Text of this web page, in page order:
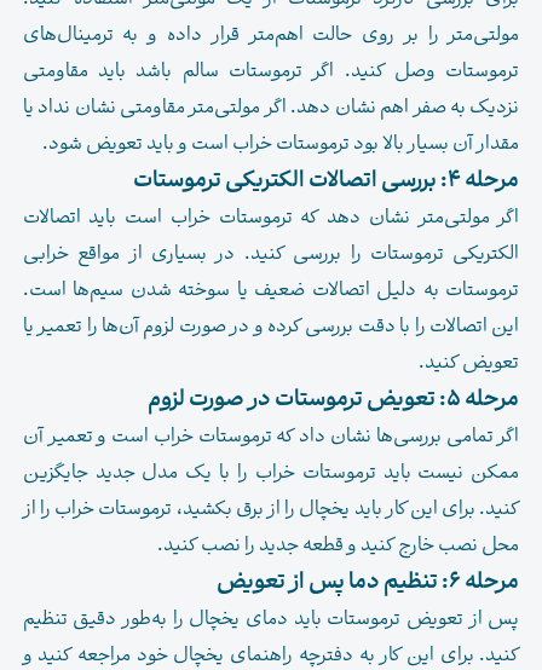
مولتی‌متر را بر روی حالت اهم‌متر قرار داده و به ترمینال‌های
ترموستات وصل کنید. اگر ترموستات سالم باشد باید مقاومتی
نزدیک به صفر اهم نشان دهد. اگر مولتی‌متر مقاومتی نشان نداد یا
مقدار آن بسیار بالا بود ترموستات خراب است و باید تعویض شود.
مرحله 4: بررسی اتصالات الکتریکی ترموستات
اگر مولتی‌متر نشان دهد که ترموستات خراب است باید اتصالات
الکتریکی ترموستات را بررسی کنید. در بسیاری از مواقع خرابی
ترموستات به دلیل اتصالات ضعیف یا سوخته شدن سیم‌ها است.
این اتصالات را با دقت بررسی کرده و در صورت لزوم آن‌ها را تعمیر یا
تعویض کنید.
مرحله 5: تعویض ترموستات در صورت لزوم
اگر تمامی بررسی‌ها نشان داد که ترموستات خراب است و تعمیر آن
ممکن نیست باید ترموستات خراب را با یک مدل جدید جایگزین
کنید. برای این کار باید یخچال را از برق بکشید، ترموستات خراب را از
محل نصب خارج کنید و قطعه جدید را نصب کنید.
مرحله 6: تنظیم دما پس از تعویض
پس از تعویض ترموستات باید دمای یخچال را به‌طور دقیق تنظیم
کنید. برای این کار به دفترچه راهنمای یخچال خود مراجعه کنید و